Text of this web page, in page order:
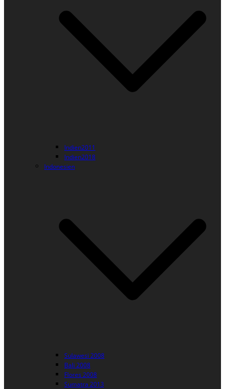
Indien2011
Indien2018
Indonesien
Sulawesi 2008
Bali 2008
Flores 2008
Sumatra 2013